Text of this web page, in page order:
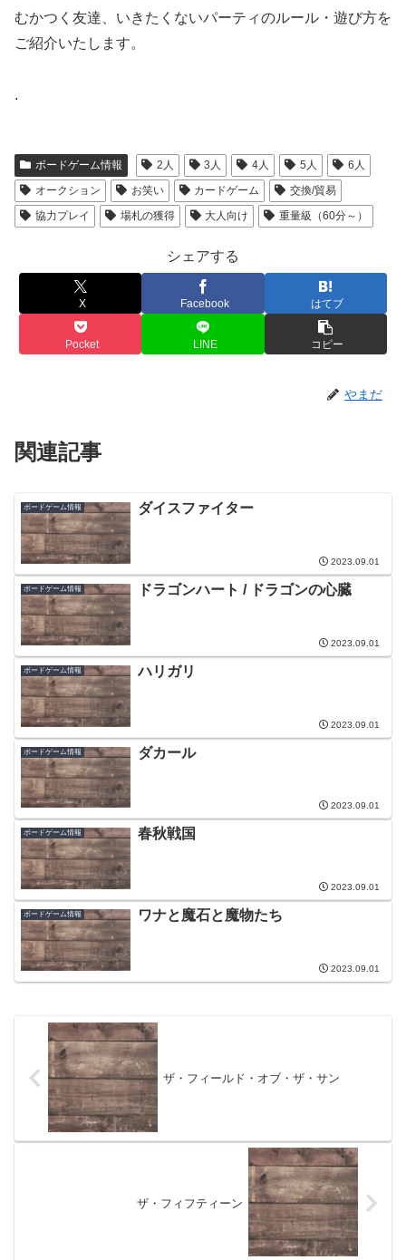
むかつく友達、いきたくないパーティのルール・遊び方を
ご紹介いたします。
.
ボードゲーム情報 2人 3人 4人 5人
6人
オークション
お笑い カードゲーム
交換/貿易
協力プレイ
場札の獲得 大人向け 重量級（60分～）
シェアする
X Facebook はてブ
Pocket LINE コピー
やまだ
関連記事
ボードゲーム情報 ダイスファイター
2023.09.01
ボードゲーム情報 ドラゴンハート / ドラゴンの心臓
2023.09.01
ボードゲーム情報 ハリガリ
2023.09.01
ボードゲーム情報 ダカール
2023.09.01
ボードゲーム情報 春秋戦国
2023.09.01
ボードゲーム情報 ワナと魔石と魔物たち
2023.09.01
ザ・フィールド・オブ・ザ・サン
ザ・フィフティーン